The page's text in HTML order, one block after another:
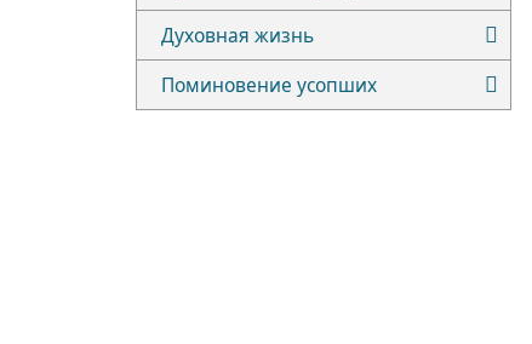
Духовная жизнь
Поминовение усопших